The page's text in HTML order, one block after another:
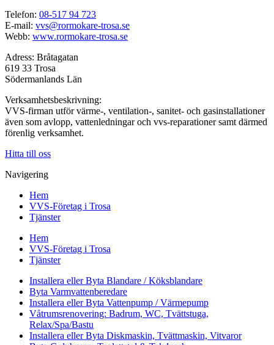
Telefon: 08-517 94 723
E-mail: vvs@rormokare-trosa.se
Webb: www.rormokare-trosa.se
Adress: Bråtagatan
619 33 Trosa
Södermanlands Län
Verksamhetsbeskrivning:
VVS-firman utför värme-, ventilation-, sanitet- och gasinstallationer
även som avlopp, vattenledningar och vvs-reparationer samt därmed
förenlig verksamhet.
Hitta till oss
Navigering
Hem
VVS-Företag i Trosa
Tjänster
Hem
VVS-Företag i Trosa
Tjänster
Installera eller Byta Blandare / Köksblandare
Byta Varmvattenberedare
Installera eller Byta Vattenpump / Värmepump
Våtrumsrenovering: Badrum, WC, Tvättstuga,
Relax/Spa/Bastu
Installera eller Byta Diskmaskin, Tvättmaskin, Vitvaror